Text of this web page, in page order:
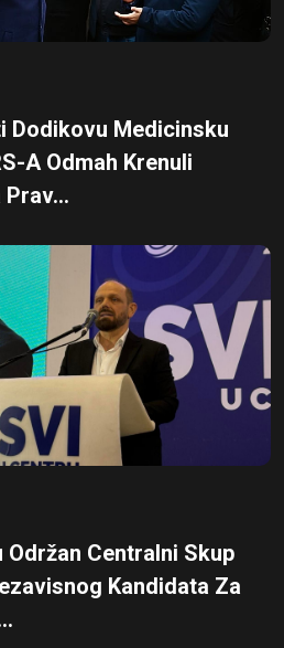
Dodikovu Medicinsku
A Odmah Krenuli
Centralni Skup
Kandidata Za